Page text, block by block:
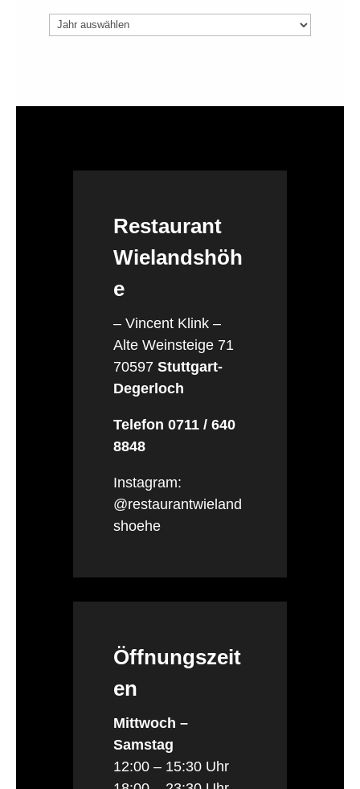
Archiv
Restaurant
Wielandshöh
e
– Vincent Klink –
Alte Weinsteige 71
70597 Stuttgart-
Degerloch
Telefon 0711 / 640
8848
Instagram:
@restaurantwieland
shoehe
Öffnungszeit
en
Mittwoch –
Samstag
12:00 – 15:30 Uhr